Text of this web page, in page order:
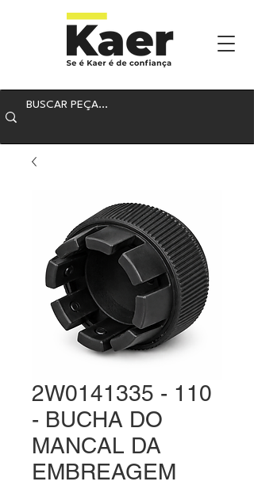
2W0141335 - 110
- BUCHA DO
MANCAL DA
EMBREAGEM